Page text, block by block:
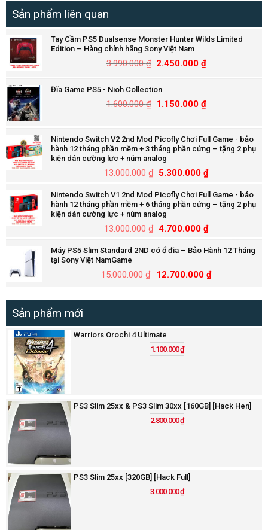
Sản phẩm liên quan
Tay Cầm PS5 Dualsense Monster Hunter Wilds Limited
Edition – Hàng chính hãng Sony Việt Nam
3.990.000₫ 2.450.000₫
Đĩa Game PS5 - Nioh Collection
1.600.000₫ 1.150.000₫
Nintendo Switch V2 2nd Mod Picofly Chơi Full Game - bảo
hành 12 tháng phần mềm + 3 tháng phần cứng – tặng 2 phụ
kiện dán cường lực + núm analog
13.000.000₫ 5.300.000₫
Nintendo Switch V1 2nd Mod Picofly Chơi Full Game - bảo
hành 12 tháng phần mềm + 6 tháng phần cứng – tặng 2 phụ
kiện dán cường lực + núm analog
13.000.000₫ 4.700.000₫
Máy PS5 Slim Standard 2ND có ổ đĩa – Bảo Hành 12 Tháng
tại Sony Việt NamGame
15.000.000₫ 12.700.000 ₫
Sản phẩm mới
Warriors Orochi 4 Ultimate
1.100.000₫
PS3 Slim 25xx & PS3 Slim 30xx [160GB] [Hack Hen]
2.800.000₫
PS3 Slim 25xx [320GB] [Hack Full]
3.000.000₫